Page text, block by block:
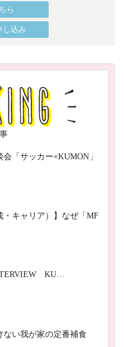
ら
し込み
「サッカー×KUMON」
・キャリア）】なぜ「MF
KU…
ない我が家の定番補食